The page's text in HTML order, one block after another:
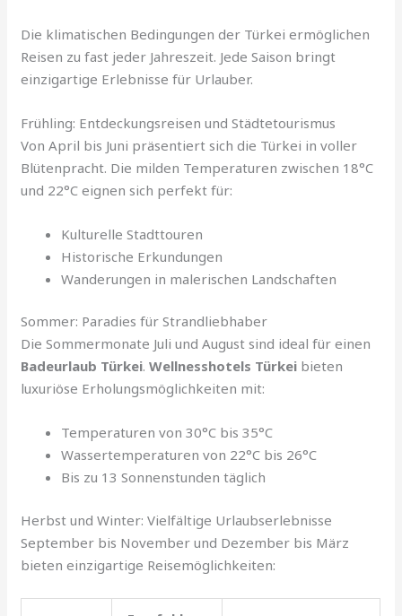
Die klimatischen Bedingungen der Türkei ermöglichen
Reisen zu fast jeder Jahreszeit. Jede Saison bringt
einzigartige Erlebnisse für Urlauber.
Frühling: Entdeckungsreisen und Städtetourismus
Von April bis Juni präsentiert sich die Türkei in voller
Blütenpracht. Die milden Temperaturen zwischen 18°C
und 22°C eignen sich perfekt für:
Kulturelle Stadttouren
Historische Erkundungen
Wanderungen in malerischen Landschaften
Sommer: Paradies für Strandliebhaber
Die Sommermonate Juli und August sind ideal für einen
Badeurlaub Türkei.Wellnesshotels Türkei bieten
luxuriöse Erholungsmöglichkeiten mit:
Temperaturen von 30°C bis 35°C
Wassertemperaturen von 22°C bis 26°C
Bis zu 13 Sonnenstunden täglich
Herbst und Winter: Vielfältige Urlaubserlebnisse
September bis November und Dezember bis März
bieten einzigartige Reisemöglichkeiten: